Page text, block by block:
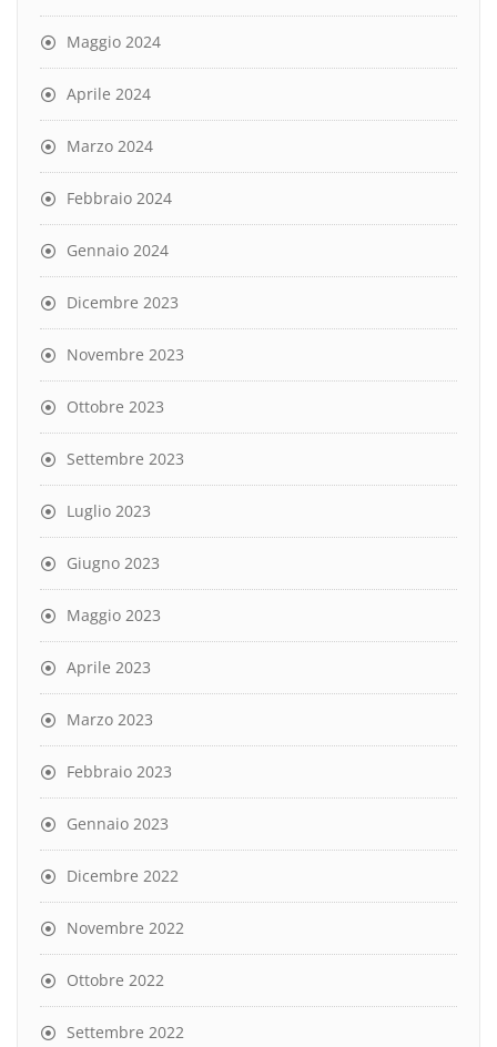
Maggio 2024
Aprile 2024
Marzo 2024
Febbraio 2024
Gennaio 2024
Dicembre 2023
Novembre 2023
Ottobre 2023
Settembre 2023
Luglio 2023
Giugno 2023
Maggio 2023
Aprile 2023
Marzo 2023
Febbraio 2023
Gennaio 2023
Dicembre 2022
Novembre 2022
Ottobre 2022
Settembre 2022